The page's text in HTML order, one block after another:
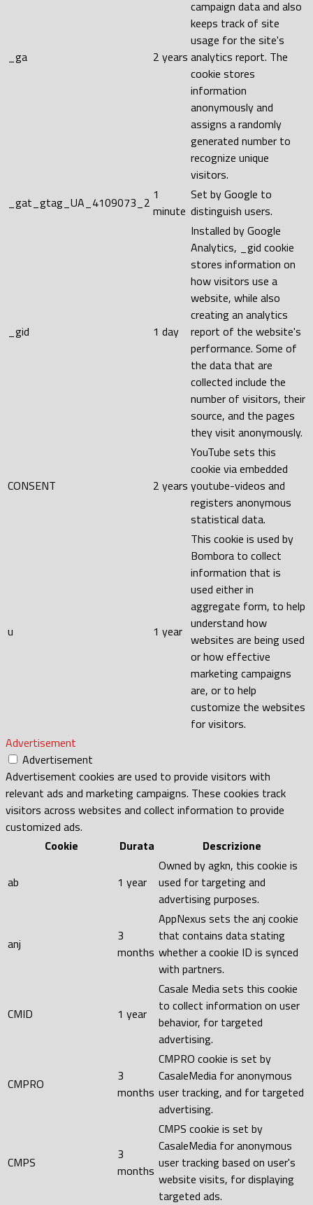
_ga 2 years
campaign data and also
keeps track of site
usage for the site's
analytics report. The
cookie stores
information
anonymously and
assigns a randomly
generated number to
recognize unique
visitors.
_gat_gtag_UA_4109073_2 1
minute
Set by Google to
distinguish users.
_gid 1 day
Installed by Google
Analytics, _gid cookie
stores information on
how visitors use a
website, while also
creating an analytics
report of the website's
performance. Some of
the data that are
collected include the
number of visitors, their
source, and the pages
they visit anonymously.
CONSENT 2 years
YouTube sets this
cookie via embedded
youtube-videos and
registers anonymous
statistical data.
u 1 year
This cookie is used by
Bombora to collect
information that is
used either in
aggregate form, to help
understand how
websites are being used
or how effective
marketing campaigns
are, or to help
customize the websites
for visitors.
Advertisement
Advertisement
Advertisement cookies are used to provide visitors with
relevant ads and marketing campaigns. These cookies track
visitors across websites and collect information to provide
customized ads.
Cookie
Durata Descrizione
ab 1 year
Owned by agkn, this cookie is
used for targeting and
advertising purposes.
anj
3
months
AppNexus sets the anj cookie
that contains data stating
whether a cookie ID is synced
with partners.
CMID 1 year
Casale Media sets this cookie
to collect information on user
behavior, for targeted
advertising.
CMPRO
3
months
CMPRO cookie is set by
CasaleMedia for anonymous
user tracking, and for targeted
advertising.
CMPS
3
months
CMPS cookie is set by
CasaleMedia for anonymous
user tracking based on user's
website visits, for displaying
targeted ads.